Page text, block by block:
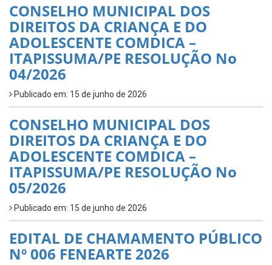
CONSELHO MUNICIPAL DOS
DIREITOS DA CRIANÇA E DO
ADOLESCENTE COMDICA –
ITAPISSUMA/PE RESOLUÇÃO No
04/2026
Publicado em: 15 de junho de 2026
CONSELHO MUNICIPAL DOS
DIREITOS DA CRIANÇA E DO
ADOLESCENTE COMDICA –
ITAPISSUMA/PE RESOLUÇÃO No
05/2026
Publicado em: 15 de junho de 2026
EDITAL DE CHAMAMENTO PÚBLICO
Nº 006 FENEARTE 2026